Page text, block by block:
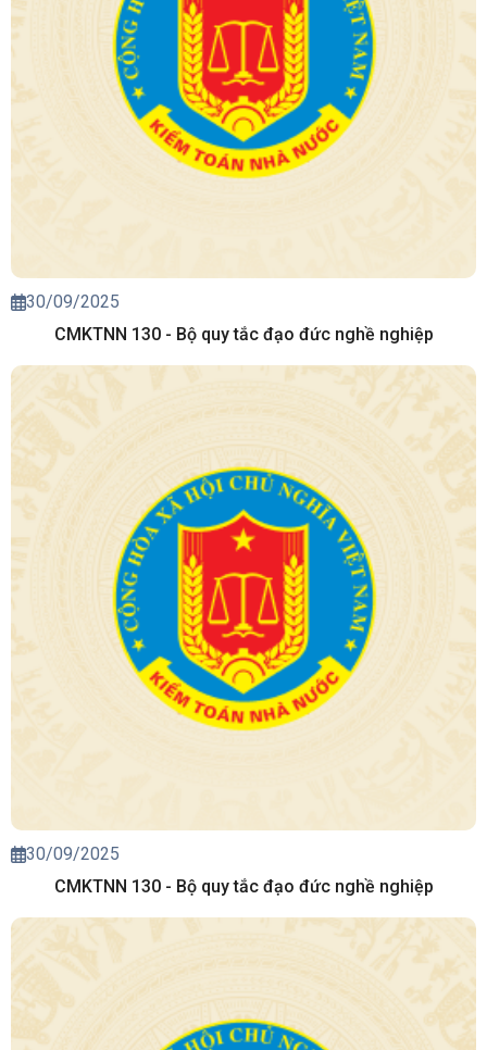
30/09/2025
CMKTNN 130 - Bộ quy tắc đạo đức nghề nghiệp
30/09/2025
CMKTNN 130 - Bộ quy tắc đạo đức nghề nghiệp